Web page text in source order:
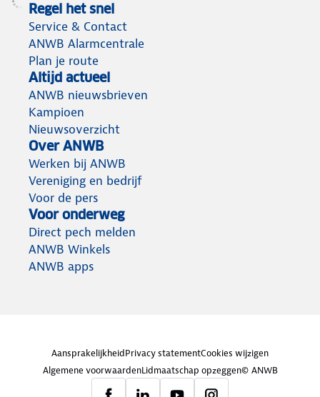
Regel het snel
Service & Contact
ANWB Alarmcentrale
Plan je route
Altijd actueel
ANWB nieuwsbrieven
Kampioen
Nieuwsoverzicht
Over ANWB
Werken bij ANWB
Vereniging en bedrijf
Voor de pers
Voor onderweg
Direct pech melden
ANWB Winkels
ANWB apps
AansprakelijkheidPrivacy statementCookies wijzigen
Algemene voorwaardenLidmaatschap opzeggen© ANWB